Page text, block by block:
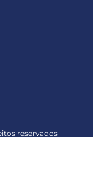
reservados